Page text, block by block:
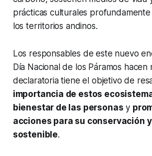
prácticas culturales profundamente
los territorios andinos.
Los responsables de este nuevo
Día Nacional de los Páramos hacen
declaratoria tiene el objetivo de
importancia de estos
bienestar de las personas y
acciones para su conservación
sostenible.